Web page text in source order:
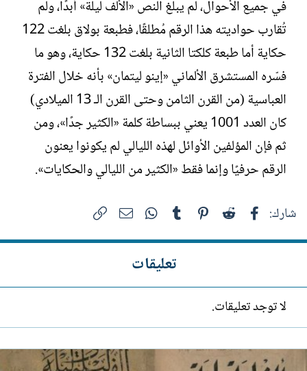
في جميع الأحوال، لم يبلغ النص «الألف ليلة» أبدًا، ولم
تُقارب حواديته هذا الرقم مُطلقًا، فطبعة بولاق بلغت 122
حكاية أما طبعة كلكتا الثانية بلغت 132 حكاية، وهو ما
فسّره المستشرق الألماني «إينو ليتمان» بأنه خلال الفترة
العباسية (من القرن الثامن وحتى القرن الـ 13 الميلادي)
كان العدد 1001 يعني ببساطة كلمة «الكثير جدًا»، ومن
ثم فإن المؤلفين الأوائل لهذه الليالي لم يكونوا يعنون
الرقم حرفيًا وإنما فقط «الكثير من الليالي والحكايات».
شارك: فيسبوك Reddit
Pinterest
Tumblr
WhatsAppالبريد الإلكتروني
تعليقات
لا توجد تعليقات.